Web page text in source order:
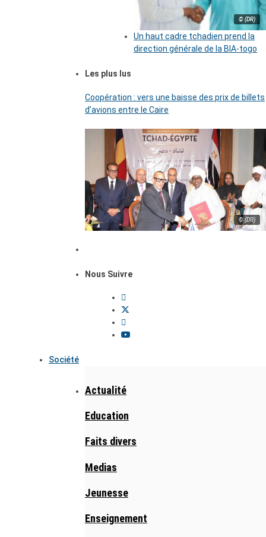
© (DR)
Un haut cadre tchadien prend la
direction générale de la BIA-togo
Les plus lus
Coopération : vers une baisse des prix de billets
d’avions entre le Caire
© (DR)
Nous Suivre
Société
Actualité
Education
Faits divers
Medias
Jeunesse
Enseignement